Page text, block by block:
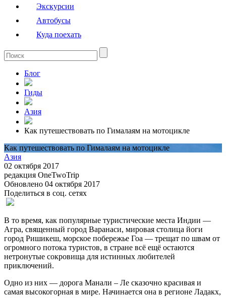
Экскурсии
Автобусы
Куда поехать
Блог
Гиды
Азия
Как путешествовать по Гималаям на мотоцикле
Как путешествовать по Гималаям на мотоцикле
Азия
02 октября 2017
редакция OneTwoTrip
Обновлено 04 октября 2017
Поделиться в соц. сетях
В то время, как популярные туристические места Индии —
Агра, священный город Варанаси, мировая столица йоги
город Ришикеш, морское побережье Гоа — трещат по швам от
огромного потока туристов, в стране всё eщё остаются
нетронутые сокровища для истинных любителей
приключений.
Одно из них — дорога Манали – Ле сказочно красивая и
самая высокогорная в мире. Начинается она в регионе Ладакх,